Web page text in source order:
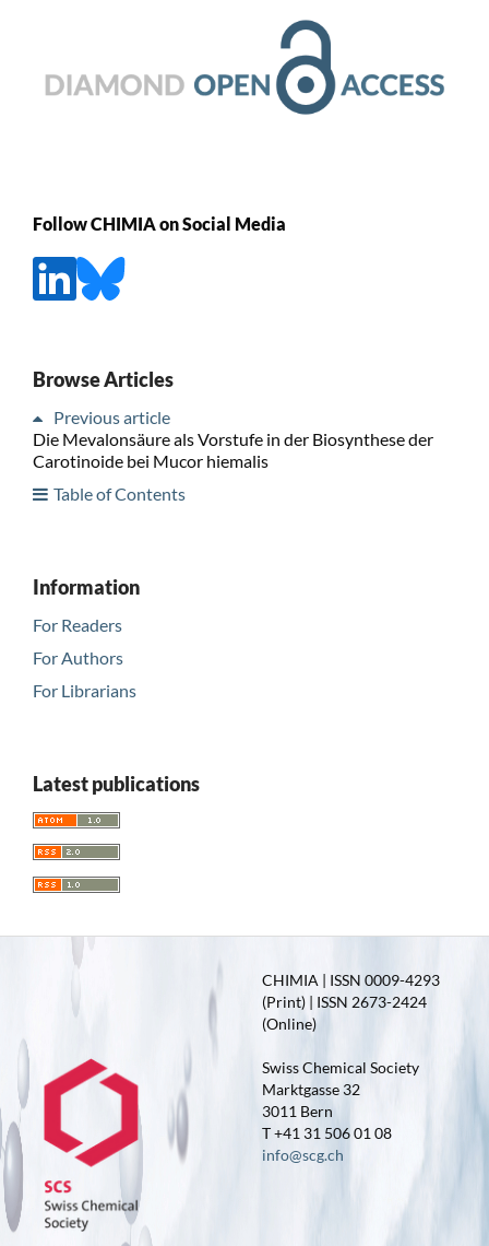
Follow CHIMIA on Social Media
Browse Articles
Previous article
Die Mevalonsäure als Vorstufe in der Biosynthese der
Carotinoide bei Mucor hiemalis
Table of Contents
Information
For Readers
For Authors
For Librarians
Latest publications
CHIMIA | ISSN 0009-4293
(Print) | ISSN 2673-2424
(Online)
Swiss Chemical Society
Marktgasse 32
3011 Bern
T +41 31 506 01 08
info@scg.ch